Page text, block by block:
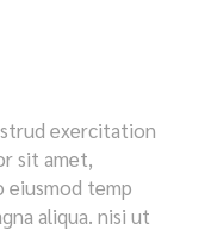
exercitation
sit amet,
eiusmod temp
aliqua. nisi ut